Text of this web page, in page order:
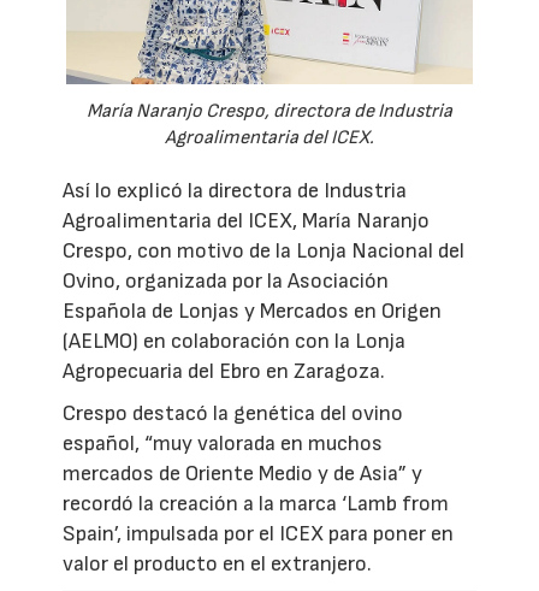
María Naranjo Crespo, directora de Industria
Agroalimentaria del ICEX.
Así lo explicó la directora de Industria
Agroalimentaria del ICEX, María Naranjo
Crespo, con motivo de la Lonja Nacional del
Ovino, organizada por la Asociación
Española de Lonjas y Mercados en Origen
(AELMO) en colaboración con la Lonja
Agropecuaria del Ebro en Zaragoza.
Crespo destacó la genética del ovino
español, “muy valorada en muchos
mercados de Oriente Medio y de Asia” y
recordó la creación a la marca ‘Lamb from
Spain’, impulsada por el ICEX para poner en
valor el producto en el extranjero.